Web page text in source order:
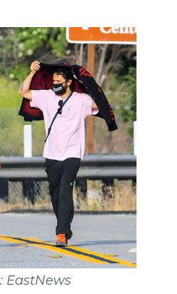
EastNews